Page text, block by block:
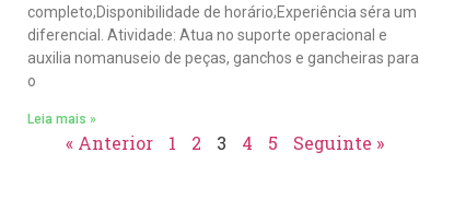
completo;Disponibilidade de horário;Experiência séra um
diferencial. Atividade: Atua no suporte operacional e
auxilia nomanuseio de peças, ganchos e gancheiras para
o
Leia mais »
« Anterior 1 2 3 4 5 Seguinte »